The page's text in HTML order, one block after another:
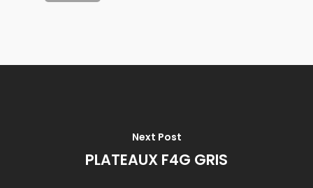
Next Post
PLATEAUX F4G GRIS